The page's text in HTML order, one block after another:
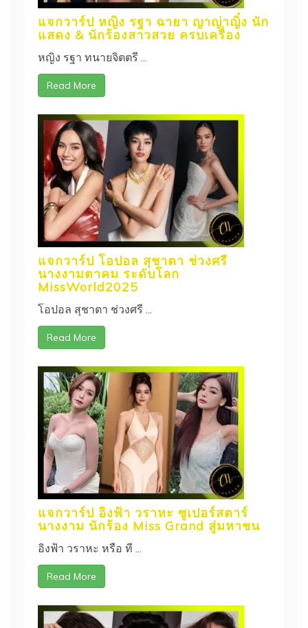
แจกวาร์ป หญิง รฐา ฉายา ญาญ่าญิ๋ง นัก
แสดง & นักร้องสาวสวย ครบเครื่อง
หญิง รฐา ทนายจิตตรี ...
Read More
แจกวาร์ป โอปอล สุชาตา ช่วงศรี
นางงามตาคม ระดับโลก
MissWorld2025
โอปอล สุชาตา ช่วงศรี ...
Read More
แจกวาร์ป อิงฟ้า วราหะ ซูเปอร์สตาร์
นางงาม นักร้อง Miss Grand สู่มหาชน
อิงฟ้า วราหะ หรือ ที ...
Read More